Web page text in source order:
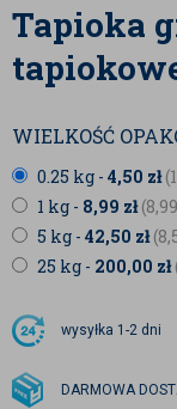
Tapioka
WIELKOŚĆ
0.25 kg - 4,50 zł
1 kg - 8,99 zł(8,99
5 kg - 42,50 zł
25 kg - 200,00 zł
wysyłka 1-2 dni
DARMOWA